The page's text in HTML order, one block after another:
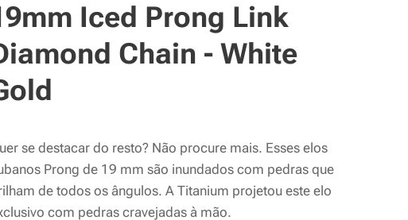
Iced Prong Link
Chain - White
se destacar do resto? Não procure mais. Esses elos
Prong de 19 mm são inundados com pedras que
de todos os ângulos. A Titanium projetou este elo
com pedras cravejadas à mão.